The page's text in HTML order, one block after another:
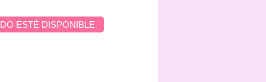
ESTÉ DISPONIBLE